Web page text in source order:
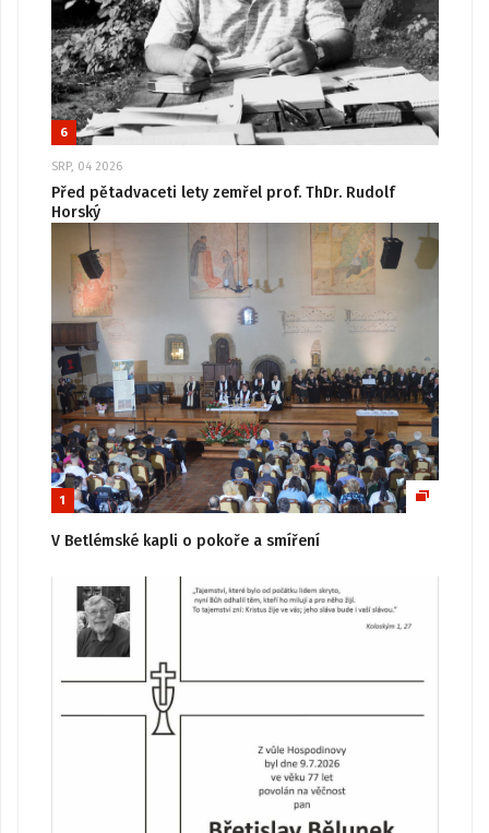
6
SRP, 04 2026
Před pětadvaceti lety zemřel prof. ThDr. Rudolf
Horský
1
V Betlémské kapli o pokoře a smíření